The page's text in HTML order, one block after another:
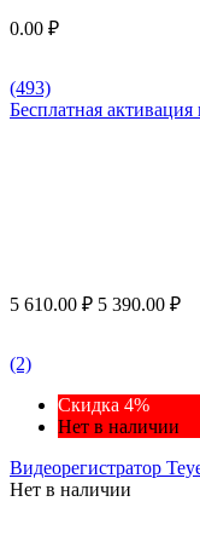
0.00 ₽
(493)
Бесплатная
5 610.00 ₽ 5 390.00 ₽
(2)
Скидка 4%
Нет в наличии
Видеорегистратор
Нет в наличии